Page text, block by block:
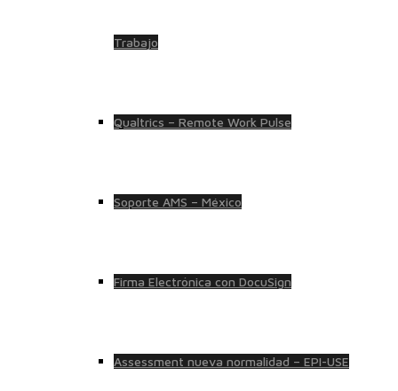
Trabajo
Qualtrics – Remote Work Pulse
Soporte AMS – México
Firma Electrónica con DocuSign
Assessment nueva normalidad – EPI-USE